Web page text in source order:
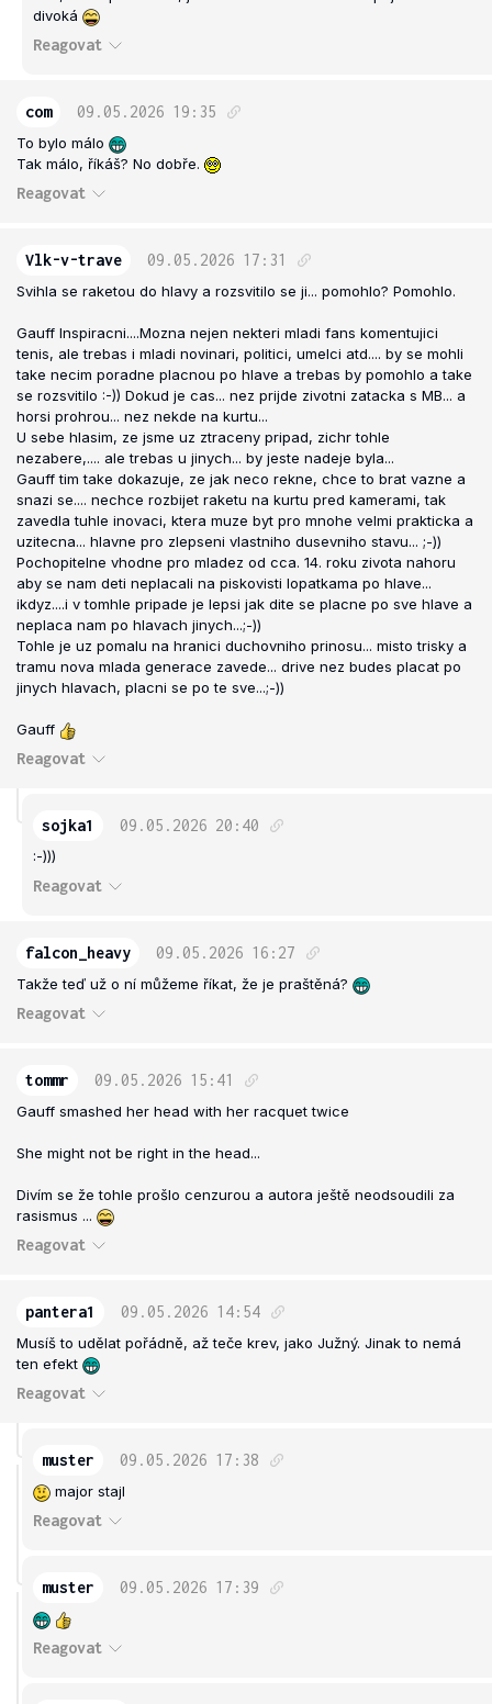
divoká
Reagovat
com 09.05.2026 19:35
To bylo málo
Tak málo, říkáš? No dobře.
Reagovat
Vlk-v-trave 09.05.2026 17:31
Svihla se raketou do hlavy a rozsvitilo se ji... pomohlo? Pomohlo.
Gauff Inspiracni....Mozna nejen nekteri mladi fans komentujici
tenis, ale trebas i mladi novinari, politici, umelci atd.... by se mohli
take necim poradne placnou po hlave a trebas by pomohlo a take
se rozsvitilo :-)) Dokud je cas... nez prijde zivotni zatacka s MB... a
horsi prohrou... nez nekde na kurtu...
U sebe hlasim, ze jsme uz ztraceny pripad, zichr tohle
nezabere,.... ale trebas u jinych... by jeste nadeje byla...
Gauff tim take dokazuje, ze jak neco rekne, chce to brat vazne a
snazi se.... nechce rozbijet raketu na kurtu pred kamerami, tak
zavedla tuhle inovaci, ktera muze byt pro mnohe velmi prakticka a
uzitecna... hlavne pro zlepseni vlastniho dusevniho stavu... ;-))
Pochopitelne vhodne pro mladez od cca. 14. roku zivota nahoru
aby se nam deti neplacali na piskovisti lopatkama po hlave...
ikdyz....i v tomhle pripade je lepsi jak dite se placne po sve hlave a
neplaca nam po hlavach jinych...;-))
Tohle je uz pomalu na hranici duchovniho prinosu... misto trisky a
tramu nova mlada generace zavede... drive nez budes placat po
jinych hlavach, placni se po te sve...;-))
Gauff
Reagovat
sojka1 09.05.2026 20:40
:-)))
Reagovat
falcon_heavy 09.05.2026 16:27
Takže teď už o ní můžeme říkat, že je praštěná?
Reagovat
tommr 09.05.2026 15:41
Gauff smashed her head with her racquet twice
She might not be right in the head...
Divím se že tohle prošlo cenzurou a autora ještě neodsoudili za
rasismus ...
Reagovat
pantera1 09.05.2026 14:54
Musíš to udělat pořádně, až teče krev, jako Južný. Jinak to nemá
ten efekt
Reagovat
muster 09.05.2026 17:38
major stajl
Reagovat
muster 09.05.2026 17:39
Reagovat